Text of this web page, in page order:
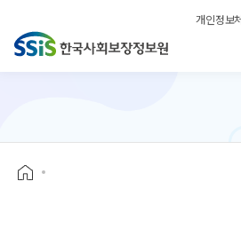
개인정보